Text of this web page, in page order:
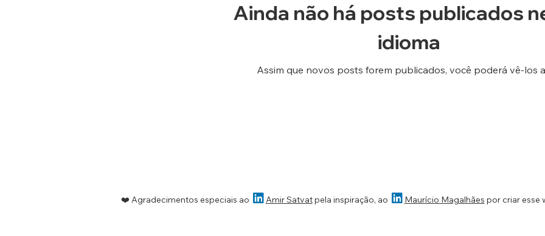
Ainda não há posts publicados
idioma
Assim que novos posts forem publicados, você poderá vê-los
❤️ Agradecimentos especiais ao  Amir Satvatpela inspiração, ao  Maurício Magalhães por criar esse